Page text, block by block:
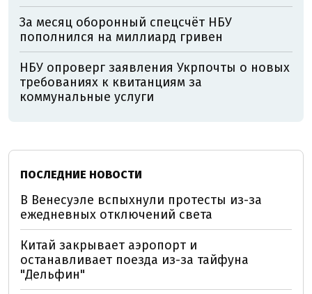
За месяц оборонный спецсчёт НБУ
пополнился на миллиард гривен
НБУ опроверг заявления Укрпочты о новых
требованиях к квитанциям за
коммунальные услуги
ПОСЛЕДНИЕ НОВОСТИ
В Венесуэле вспыхнули протесты из-за
ежедневных отключений света
Китай закрывает аэропорт и
останавливает поезда из-за тайфуна
"Дельфин"